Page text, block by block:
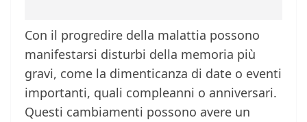
Con il progredire della malattia possono
manifestarsi disturbi della memoria più
gravi, come la dimenticanza di date o eventi
importanti, quali compleanni o anniversari.
Questi cambiamenti possono avere un